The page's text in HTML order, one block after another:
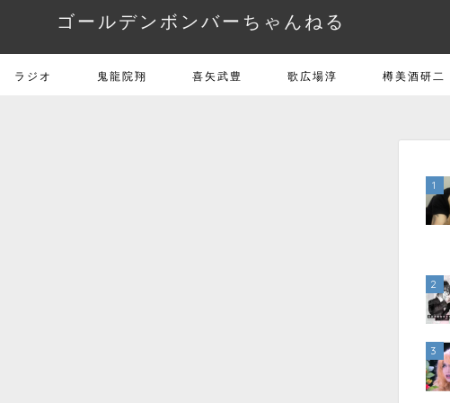
ゴールデンボンバーちゃんねる
ラジオ 鬼龍院翔 喜矢武豊 歌広場淳 樽美酒研二
1
2
3